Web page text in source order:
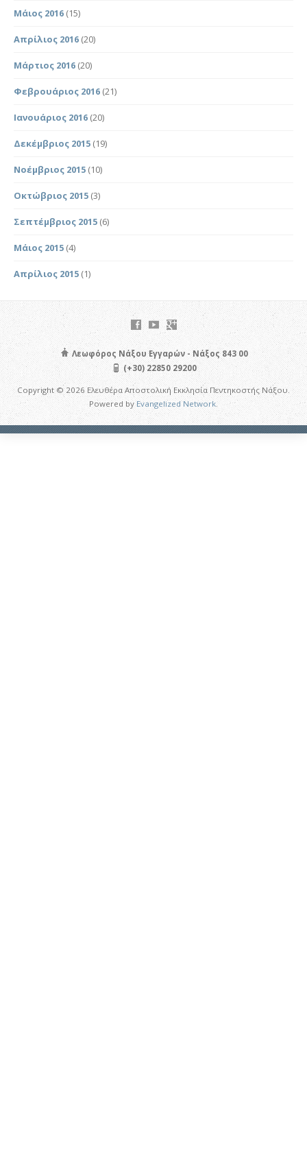
Μάιος 2016 (15)
Απρίλιος 2016 (20)
Μάρτιος 2016 (20)
Φεβρουάριος 2016 (21)
Ιανουάριος 2016 (20)
Δεκέμβριος 2015 (19)
Νοέμβριος 2015 (10)
Οκτώβριος 2015 (3)
Σεπτέμβριος 2015 (6)
Μάιος 2015 (4)
Απρίλιος 2015 (1)
Λεωφόρος Νάξου Εγγαρών - Νάξος 843 00
(+30) 22850 29200
Copyright © 2026 Ελευθέρα Αποστολική Εκκλησία Πεντηκοστής Νάξου.
Powered byEvangelized Network.